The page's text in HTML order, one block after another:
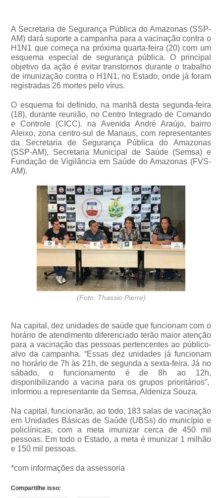
A Secretaria de Segurança Pública do Amazonas (SSP-
AM) dará suporte a campanha para a vacinação contra o
H1N1 que começa na próxima quarta-feira (20) com um
esquema especial de segurança pública. O principal
objetivo da ação é evitar transtornos durante o trabalho
de imunização contra o H1N1, no Estado, onde já foram
registradas 26 mortes pelo vírus.
O esquema foi definido, na manhã desta segunda-feira
(18), durante reunião, no Centro Integrado de Comando
e Controle (CICC). na Avenida André Araújo, bairro
Aleixo, zona centro-sul de Manaus, com representantes
da Secretaria de Segurança Pública do Amazonas
(SSP-AM), Secretaria Municipal de Saúde (Semsa) e
Fundação de Vigilância em Saúde do Amazonas (FVS-
AM).
(Foto: Thassio Pierre)
Na capital, dez unidades de saúde que funcionam com o
horário de atendimento diferenciado terão maior atenção
para a vacinação das pessoas pertencentes ao público-
alvo da campanha. “Essas dez unidades já funcionam
no horário de 7h às 21h, de segunda a sexta-feira. Já no
sábado, o funcionamento é de 8h ao 12h,
disponibilizando a vacina para os grupos prioritários”,
informou a representante da Semsa, Aldeniza Souza.
Na capital, funcionarão, ao todo, 183 salas de vacinação
em Unidades Básicas de Saúde (UBSs) do município e
policlínicas, com a meta imunizar cerca de 450 mil
pessoas. Em todo o Estado, a meta é imunizar 1 milhão
e 150 mil pessoas.
*com informações da assessoria
Compartilhe isso: